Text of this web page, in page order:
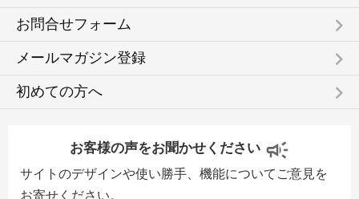
お問合せフォーム keyboard_arrow_right
メールマガジン登録 keyboard_arrow_right
初めての方へ keyboard_arrow_right
お客様の声をお聞かせください
サイトのデザインや使い勝手、機能についてご意見を
お寄せください。